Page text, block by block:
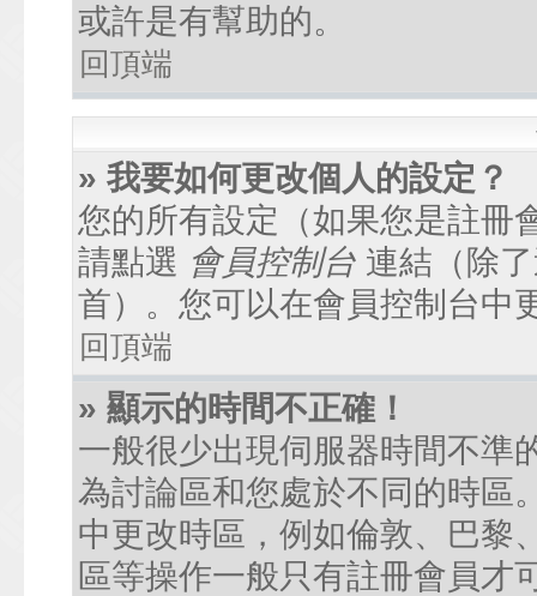
或許是有幫助的。
回頂端
» 我要如何更改個人的設定？
您的所有設定（如果您是註冊
請點選 會員控制台 連結（除
首）。您可以在會員控制台中
回頂端
» 顯示的時間不正確！
一般很少出現伺服器時間不準
為討論區和您處於不同的時區
中更改時區，例如倫敦、巴黎
區等操作一般只有註冊會員才